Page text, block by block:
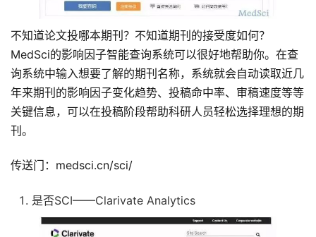
不知道论文投哪本期刊？不知道期刊的接受度如何？
MedSci的影响因子智能查询系统可以很好地帮助你。在查
询系统中输入想要了解的期刊名称，系统就会自动读取近几
年来期刊的影响因子变化趋势、投稿命中率、审稿速度等等
关键信息，可以在投稿阶段帮助科研人员轻松选择理想的期
刊。
传送门：medsci.cn/sci/
是否SCI——Clarivate Analytics